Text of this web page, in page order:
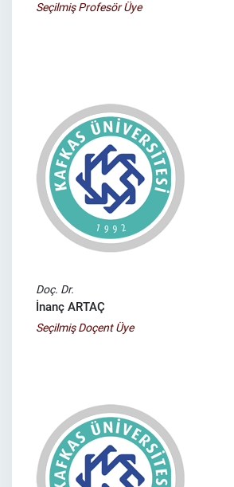
Seçilmiş Profesör Üye
Doç. Dr.
İnanç ARTAÇ
Seçilmiş Doçent Üye